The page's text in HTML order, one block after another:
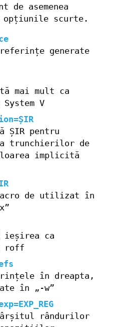
asemenea
scurte.
generate
mai mult ca
V
ȘIR pentru
trunchierilor de
implicită
de utilizat în
ieșirea ca
roff
în dreapta,
în „-w”
rândurilor